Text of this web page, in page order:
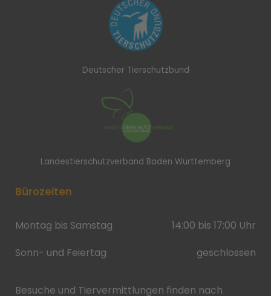
Deutscher Tierschutzbund
Landestierschutzverband Baden Württemberg
Bürozeiten
Montag bis Samstag
14:00 bis 17:00 Uhr
Sonn- und Feiertag
geschlossen
Besuche und Tiervermittlungen finden nach